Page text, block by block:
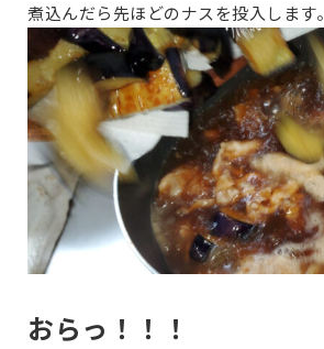
煮込んだら先ほどのナスを投入します。
おらっ！！！